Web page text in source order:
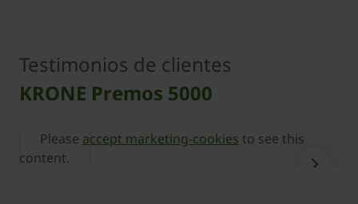
Testimonios de clientes
KRONE Premos 5000
Please accept marketing-cookies to see this
content.